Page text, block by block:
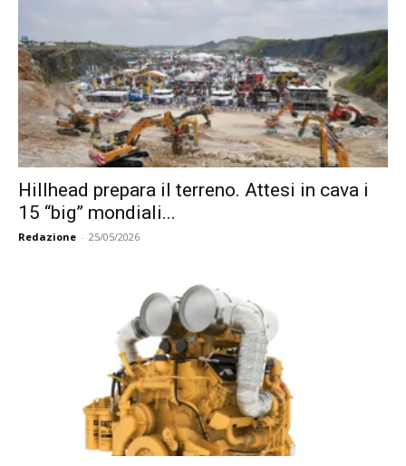
Hillhead prepara il terreno. Attesi in cava i
15 “big” mondiali...
Redazione - 25/05/2026